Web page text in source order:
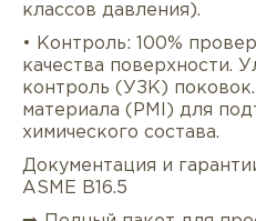
классов давления).
• Контроль: 100%
качества поверхности.
контроль (УЗК)
материала (PMI) для
химического состава.
Документация и
ASME B16.5